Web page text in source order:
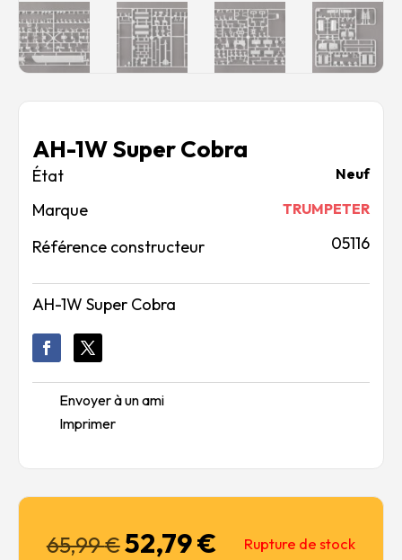
AH-1W Super Cobra
Neuf
Marque TRUMPETER
Référence constructeur 05116
AH-1W Super Cobra
Envoyer à un ami
Imprimer
65,99€Le
52,79€Le Rupture de stock